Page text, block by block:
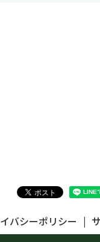
バシーポリシー